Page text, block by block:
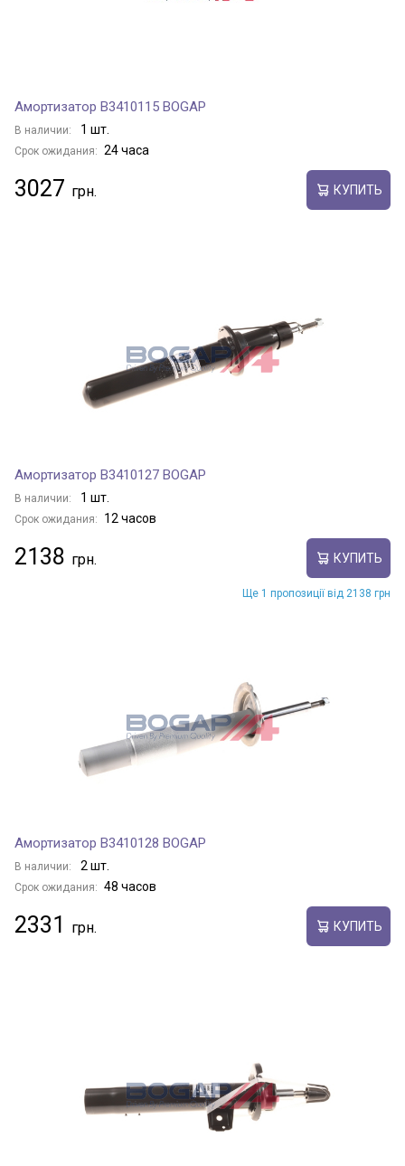
Амортизатор B3410115 BOGAP
В наличии: 1 шт.
Срок ожидания: 24 часа
3027 КУПИТЬ
Амортизатор B3410127 BOGAP
В наличии: 1 шт.
Срок ожидания: 12 часов
2138 КУПИТЬ
Ще 1 пропозиції від 2138 грн
Амортизатор B3410128 BOGAP
В наличии: 2 шт.
Срок ожидания: 48 часов
2331 КУПИТЬ